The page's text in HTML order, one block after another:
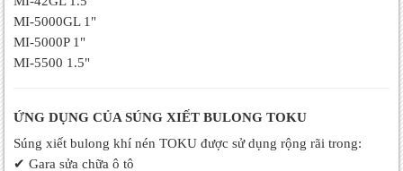
MI-5000GL 1"
MI-5000P 1"
MI-5500 1.5"
ỨNG DỤNG CỦA SÚNG XIẾT BULONG TOKU
Súng xiết bulong khí nén TOKU được sử dụng rộng rãi trong:
✔ Gara sửa chữa ô tô